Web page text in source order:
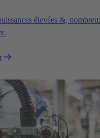
élevées &,